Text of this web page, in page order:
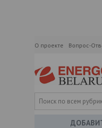
О проекте Вопрос-